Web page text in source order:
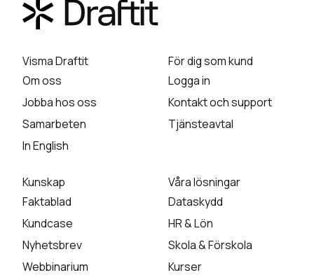
Visma Draftit
Om oss
Jobba hos oss
Samarbeten
In English
För dig som kund
Logga in
Kontakt och support
Tjänsteavtal
Kunskap
Faktablad
Kundcase
Nyhetsbrev
Webbinarium
Våra lösningar
Dataskydd
HR & Lön
Skola & Förskola
Kurser